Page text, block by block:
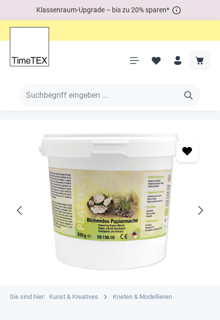
Klassenraum-Upgrade – bis zu 20% sparen*
Sie sind hier: Kunst & Kreatives Kneten & Modellieren